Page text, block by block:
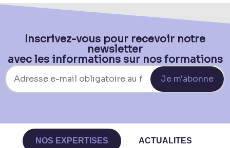
Inscrivez-vous pour recevoir notre
newsletter
avec les informations sur nos formations
Je m'abonne
NOS EXPERTISES ACTUALITES